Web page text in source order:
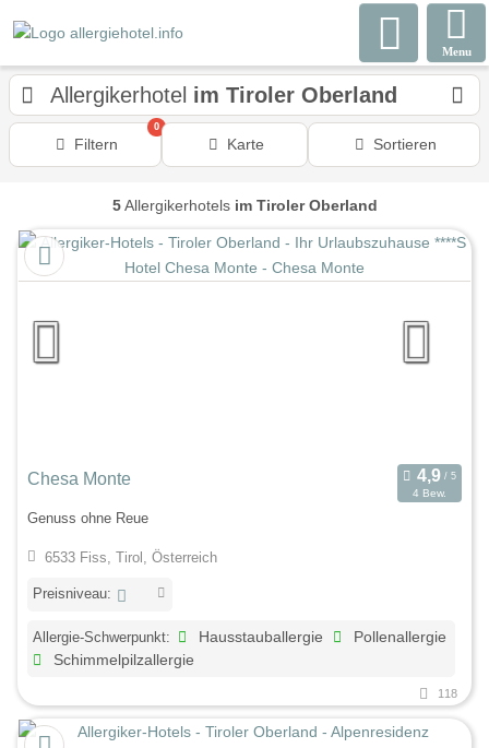
Menu
Allergikerhotel im Tiroler Oberland
Filtern
0
Karte Sortieren
5Allergikerhotels im Tiroler Oberland
Chesa Monte
4 Bew.
Genuss ohne Reue
6533 Fiss, Tirol, Österreich
Preisniveau:
Allergie-Schwerpunkt: Hausstauballergie
Pollenallergie
Schimmelpilzallergie
118